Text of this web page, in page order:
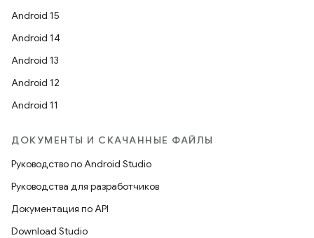
Android 15
Android 14
Android 13
Android 12
Android 11
ДОКУМЕНТЫ И СКАЧАННЫЕ ФАЙЛЫ
Руководство по Android Studio
Руководства для разработчиков
Документация по API
Download Studio